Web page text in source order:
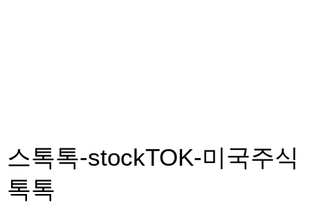
스톡톡-stockTOK-미국주식
톡톡